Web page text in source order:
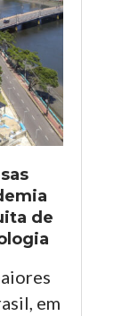
de
em